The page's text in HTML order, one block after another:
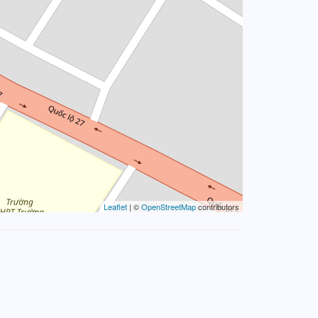
Leaflet | ©OpenStreetMapcontributors